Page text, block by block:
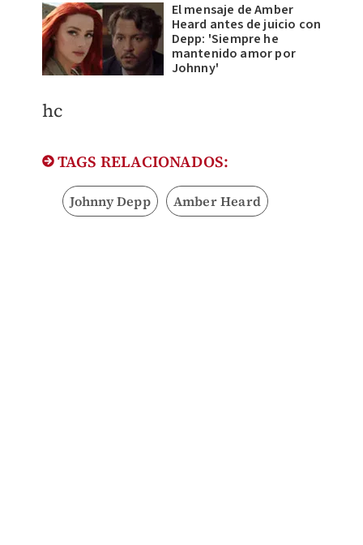
El mensaje de Amber
Heard antes de juicio con
Depp: 'Siempre he
mantenido amor por
Johnny'
hc
TAGS RELACIONADOS:
Johnny Depp Amber Heard